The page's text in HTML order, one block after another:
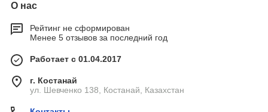
О нас
Рейтинг не сформирован
Менее 5 отзывов за последний год
Работает с 01.04.2017
г. Костанай
ул. Шевченко 138, Костанай, Казахстан